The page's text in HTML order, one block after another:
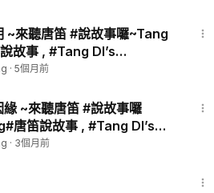
~來聽唐笛 #說故事囉~Tang
故事 , #Tang DI’s
, #傳統 ,#文化 #希望之声 ,
· 5個月前
~來聽唐笛 #說故事囉
唐笛說故事 , #Tang DI’s
, #傳統 ,#文化 #希望之声 ,
· 3個月前